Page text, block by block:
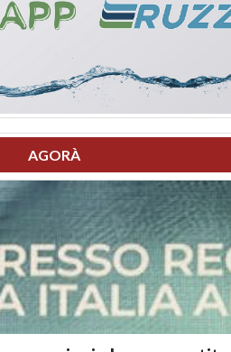
AGORÀ